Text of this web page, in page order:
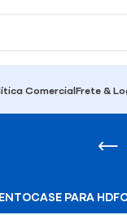
ComercialFrete &
CASE PARA HD